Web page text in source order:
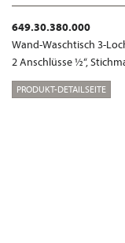
649.30.380.000
Wand-Waschtisch 3-
2 Anschlüsse ½“,
PRODUKT-DETAILSEITE